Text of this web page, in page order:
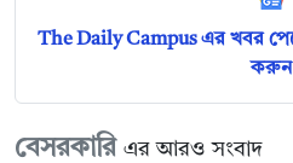
The Daily Campus এর খবর
করুন
বেসরকারি এর আরও সংবাদ